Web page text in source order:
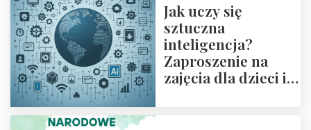
Jak uczy się
sztuczna
inteligencja?
Zaproszenie na
zajęcia dla dzieci i